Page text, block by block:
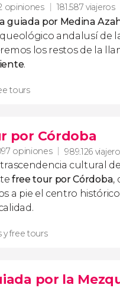
opiniones 181.587 viajeros
guiada por Medina
andalusí de
los restos de la
.
tours
por Córdoba
opiniones 989.126
cultural
free tour por Córdoba,
a pie el centro
y free tours
por la